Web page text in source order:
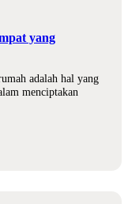
yang
adalah hal yang
menciptakan